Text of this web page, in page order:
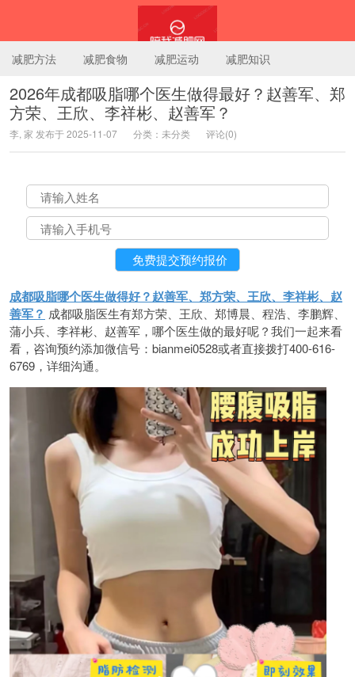
陪我减肥网
减肥方法 减肥食物 减肥运动 减肥知识
2026年成都吸脂哪个医生做得最好？赵善军、郑
方荣、王欣、李祥彬、赵善军？
李, 家 发布于 2025-11-07 分类：未分类 评论(0)
成都吸脂哪个医生做得好？赵善军、郑方荣、王欣、李祥彬、赵
善军？ 成都吸脂医生有郑方荣、王欣、郑博晨、程浩、李鹏辉、
蒲小兵、李祥彬、赵善军，哪个医生做的最好呢？我们一起来看
看，咨询预约添加微信号：bianmei0528或者直接拨打400-616-
6769，详细沟通。